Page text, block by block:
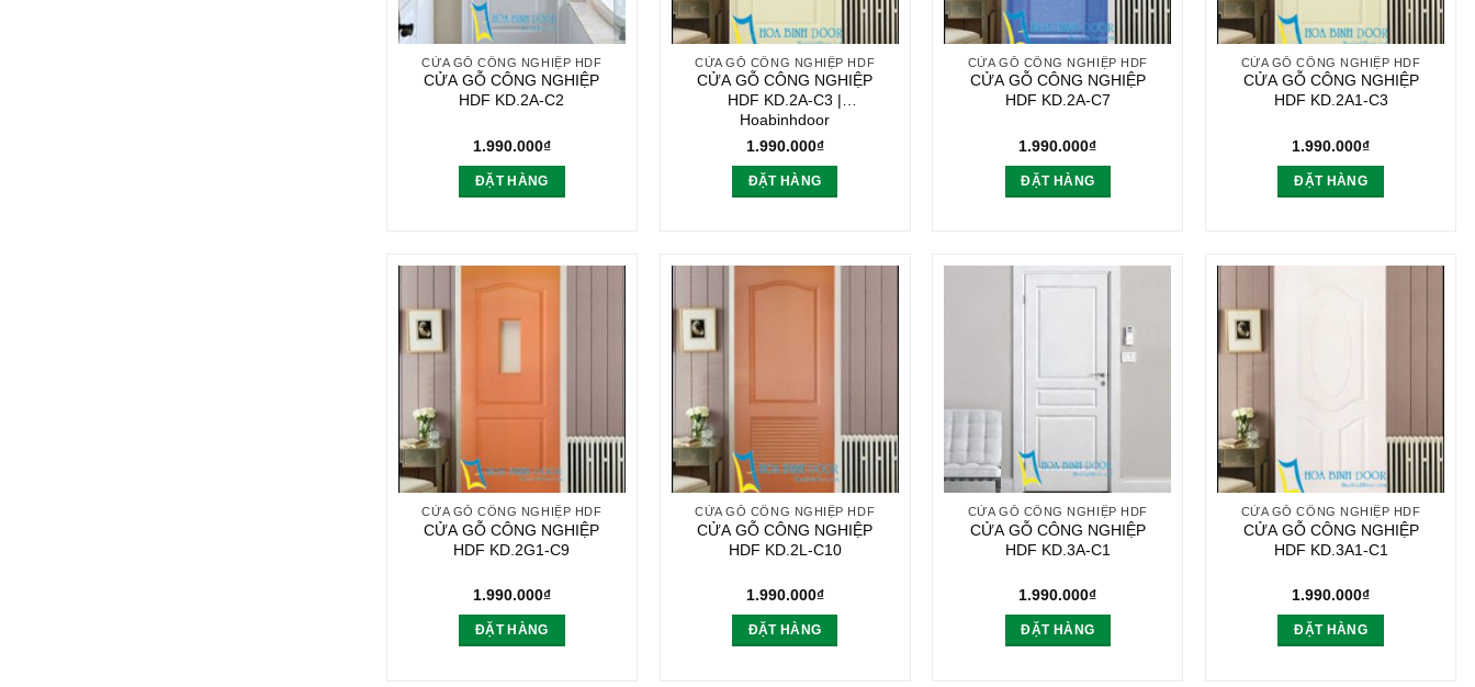
CỬA GỖ CÔNG NGHIỆP HDF
CỬA GỖ CÔNG NGHIỆP
HDF KD.2A-C2
1.990.000₫
ĐẶT HÀNG
CỬA GỖ CÔNG NGHIỆP HDF
CỬA GỖ CÔNG NGHIỆP
HDF KD.2A-C3 |
Hoabinhdoor
1.990.000₫
ĐẶT HÀNG
CỬA GỖ CÔNG NGHIỆP HDF
CỬA GỖ CÔNG NGHIỆP
HDF KD.2A-C7
1.990.000₫
ĐẶT HÀNG
CỬA GỖ CÔNG NGHIỆP HDF
CỬA GỖ CÔNG NGHIỆP
HDF KD.2A1-C3
1.990.000₫
ĐẶT HÀNG
CỬA GỖ CÔNG NGHIỆP HDF
CỬA GỖ CÔNG NGHIỆP
HDF KD.2G1-C9
1.990.000₫
ĐẶT HÀNG
CỬA GỖ CÔNG NGHIỆP HDF
CỬA GỖ CÔNG NGHIỆP
HDF KD.2L-C10
1.990.000₫
ĐẶT HÀNG
CỬA GỖ CÔNG NGHIỆP HDF
CỬA GỖ CÔNG NGHIỆP
HDF KD.3A-C1
1.990.000₫
ĐẶT HÀNG
CỬA GỖ CÔNG NGHIỆP HDF
CỬA GỖ CÔNG NGHIỆP
HDF KD.3A1-C1
1.990.000₫
ĐẶT HÀNG